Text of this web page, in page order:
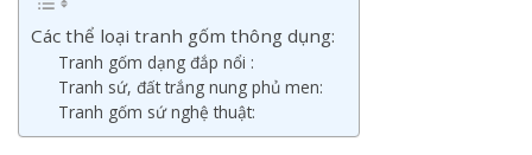
Các thể loại tranh gốm thông dụng:
Tranh gốm dạng đắp nổi :
Tranh sứ, đất trắng nung phủ men:
Tranh gốm sứ nghệ thuật: